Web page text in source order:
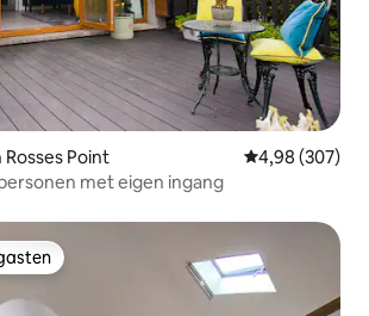
Point Gemiddelde
4,98 (307)
met eigen ingang
gasten